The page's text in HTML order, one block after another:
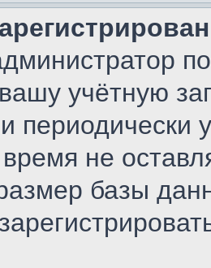
учётную
периодически
не
базы